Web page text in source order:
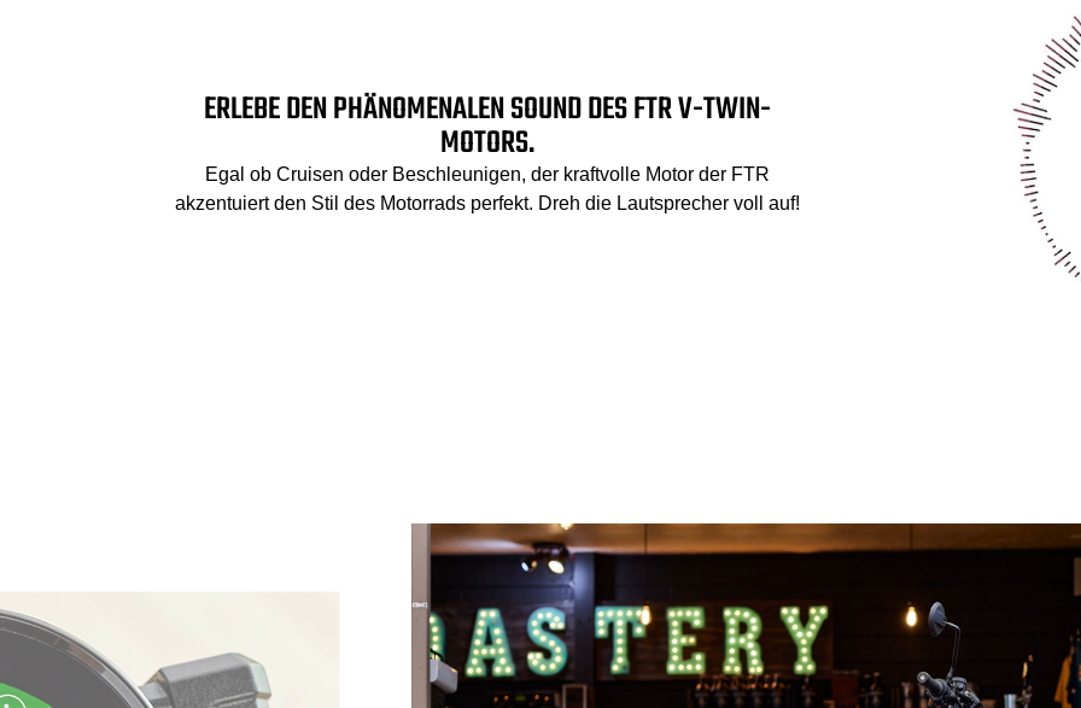
ERLEBE DEN PHÄNOMENALEN SOUND DES FTR V-TWIN-
MOTORS.
Egal ob Cruisen oder Beschleunigen, der kraftvolle Motor der FTR
akzentuiert den Stil des Motorrads perfekt. Dreh die Lautsprecher voll auf!